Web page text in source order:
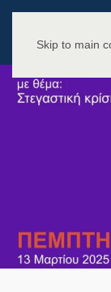
Skip to main